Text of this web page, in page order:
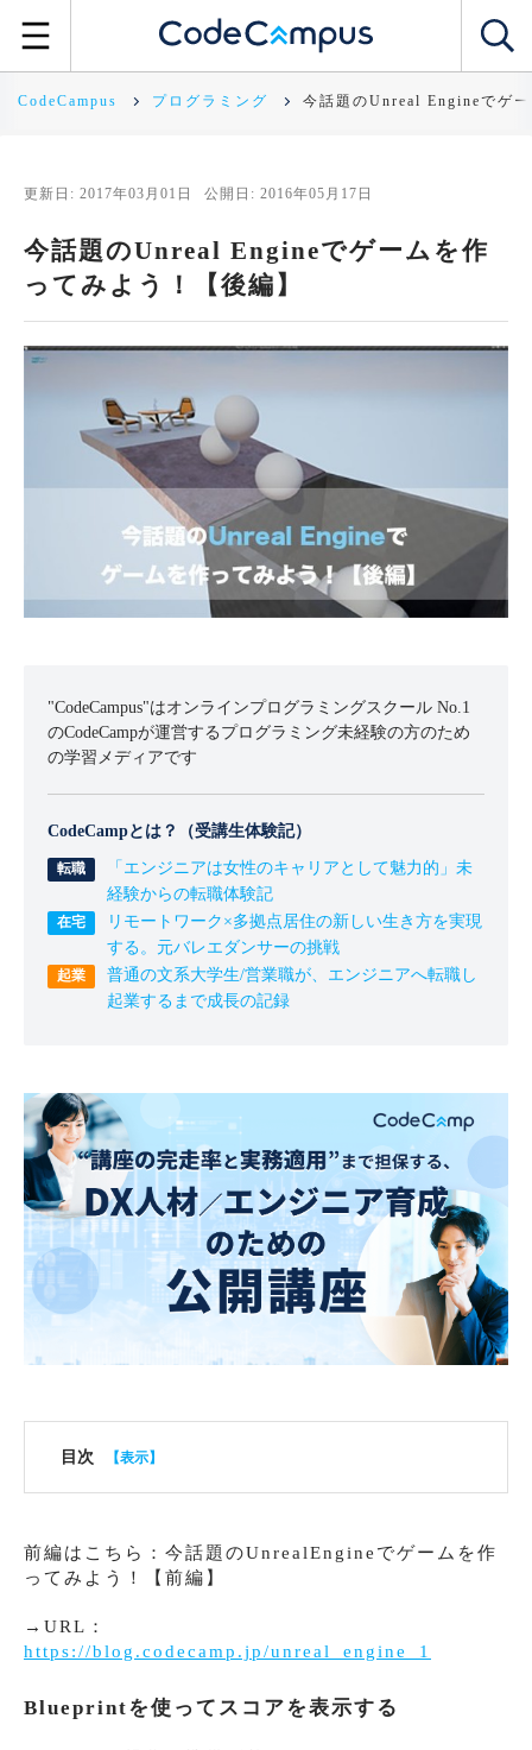
CodeCampus プログラミング 今話題のUnreal Engineでゲ
更新日: 2017年03月01日 公開日: 2016年05月17日
今話題のUnreal Engineでゲームを作
ってみよう！【後編】
"CodeCampus"はオンラインプログラミングスクール No.1
のCodeCampが運営するプログラミング未経験の方のため
の学習メディアです
CodeCampとは？（受講生体験記）
「エンジニアは女性のキャリアとして魅力的」未
経験からの転職体験記
リモートワーク×多拠点居住の新しい生き方を実現
する。元バレエダンサーの挑戦
普通の文系大学生/営業職が、エンジニアへ転職し
起業するまで成長の記録
目次
前編はこちら：今話題のUnrealEngineでゲームを作
ってみよう！【前編】
→URL：
https://blog.codecamp.jp/unreal_engine_1
Blueprintを使ってスコアを表示する